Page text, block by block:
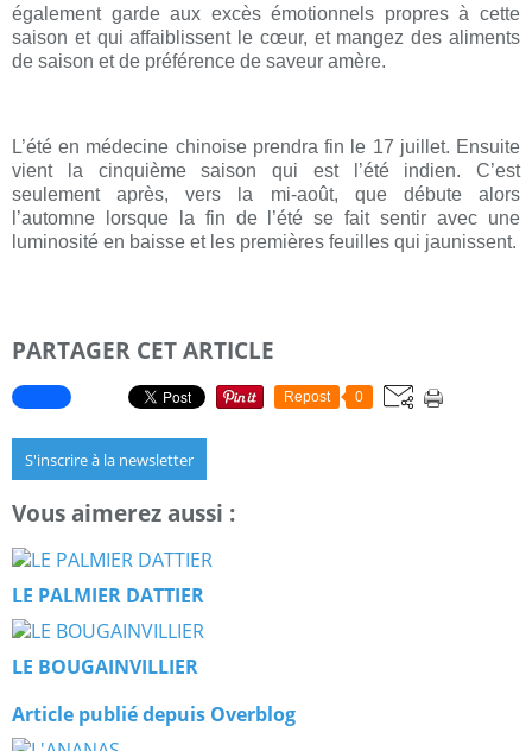
également garde aux excès émotionnels propres à cette
saison et qui affaiblissent le cœur, et mangez des aliments
de saison et de préférence de saveur amère.
L’été en médecine chinoise prendra fin le 17 juillet. Ensuite
vient la cinquième saison qui est l’été indien. C’est
seulement après, vers la mi-août, que débute alors
l’automne lorsque la fin de l’été se fait sentir avec une
luminosité en baisse et les premières feuilles qui jaunissent.
PARTAGER CET ARTICLE
Repost 0
S'inscrire à la newsletter
Vous aimerez aussi :
LE PALMIER DATTIER
LE BOUGAINVILLIER
Article publié depuis Overblog